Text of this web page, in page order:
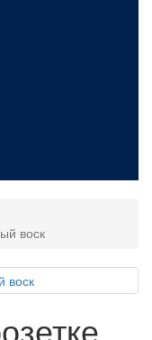
воск